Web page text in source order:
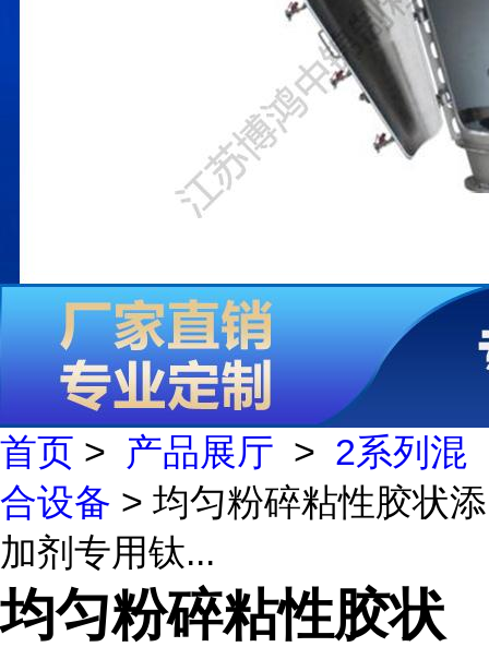
首页 > 产品展厅 > 2系列混
合设备 > 均匀粉碎粘性胶状添
加剂专用钛...
均匀粉碎粘性胶状